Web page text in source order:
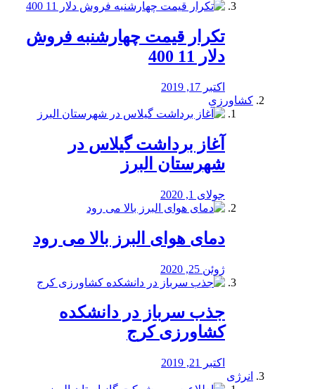
تکرار قیمت چهارشنبه فروش
دلار 11 400
اکتبر 17, 2019
کشاورزی
آغاز برداشت گیلاس در
شهرستان البرز
جولای 1, 2020
دمای هوای البرز بالا می رود
ژوئن 25, 2020
جذب سرباز در دانشکده
کشاورزی کرج
اکتبر 21, 2019
انرژی